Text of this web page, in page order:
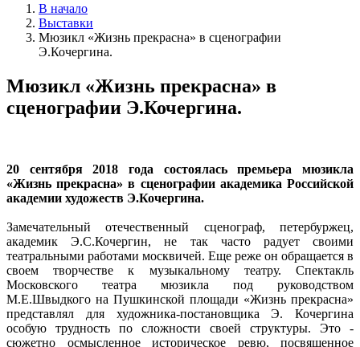
В начало
Выставки
Мюзикл «Жизнь прекрасна» в сценографии
Э.Кочергина.
Мюзикл «Жизнь прекрасна» в
сценографии Э.Кочергина.
20 сентября 2018 года состоялась премьера мюзикла
«Жизнь прекрасна» в сценографии академика Российской
академии художеств Э.Кочергина.
Замечательный отечественный сценограф, петербуржец,
академик Э.С.Кочергин, не так часто радует своими
театральными работами москвичей. Еще реже он обращается в
своем творчестве к музыкальному театру. Спектакль
Московского театра мюзикла под руководством
М.Е.Швыдкого на Пушкинской площади «Жизнь прекрасна»
представлял для художника-постановщика Э. Кочергина
особую трудность по сложности своей структуры. Это -
сюжетно осмысленное историческое ревю, посвященное